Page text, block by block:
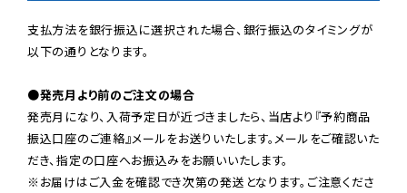
支払方法を銀行振込に選択された場合、銀行振込のタイミングが
以下の通りとなります。
●発売月より前のご注文の場合
発売月になり、入荷予定日が近づきましたら、当店より『予約商品
振込口座のご連絡』メールをお送りいたします。メールをご確認いた
だき、指定の口座へお振込みをお願いいたします。
※お届けはご入金を確認でき次第の発送となります。ご注意くださ